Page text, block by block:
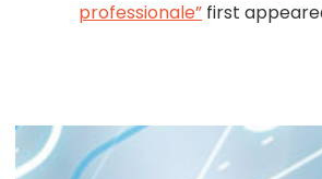
professionale” first